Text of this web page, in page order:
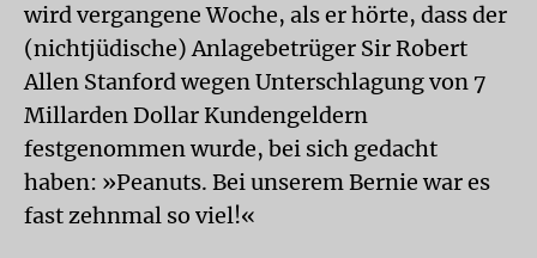
wird vergangene Woche, als er hörte, dass der
(nichtjüdische) Anlagebetrüger Sir Robert
Allen Stanford wegen Unterschlagung von 7
Millarden Dollar Kundengeldern
festgenommen wurde, bei sich gedacht
haben: »Peanuts. Bei unserem Bernie war es
fast zehnmal so viel!«